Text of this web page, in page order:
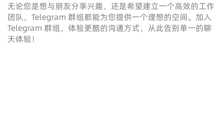
无论您是想与朋友分享兴趣，还是希望建立一个高效的工作
团队，Telegram 群组都能为您提供一个理想的空间。加入
Telegram 群组，体验更酷的沟通方式，从此告别单一的聊
天体验！